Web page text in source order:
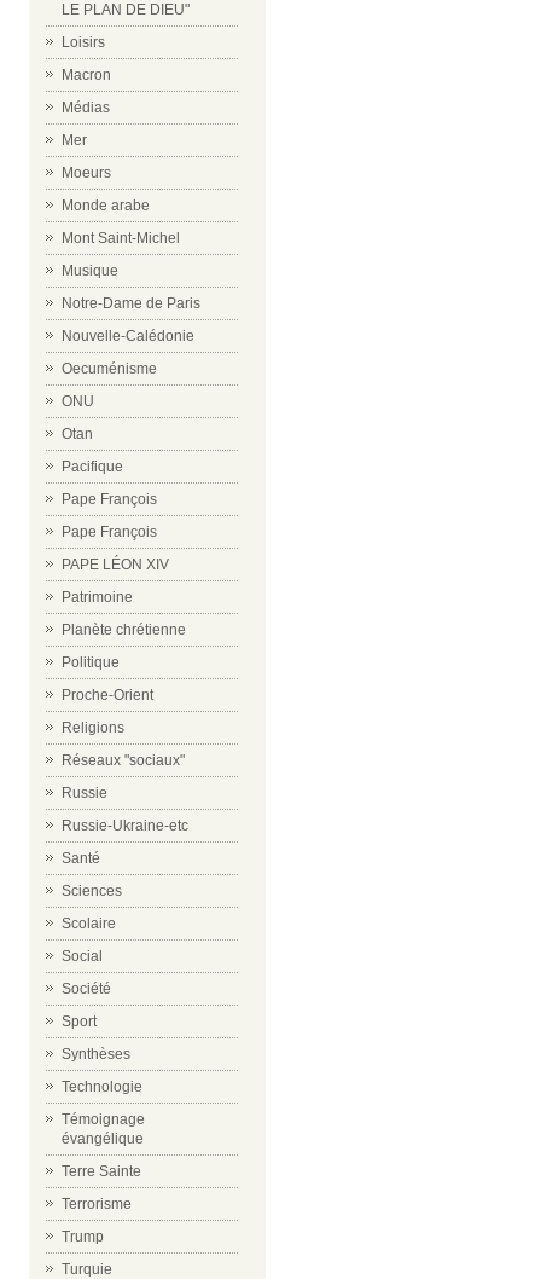
LE PLAN DE DIEU"
Loisirs
Macron
Médias
Mer
Moeurs
Monde arabe
Mont Saint-Michel
Musique
Notre-Dame de Paris
Nouvelle-Calédonie
Oecuménisme
ONU
Otan
Pacifique
Pape François
Pape François
PAPE LÉON XIV
Patrimoine
Planète chrétienne
Politique
Proche-Orient
Religions
Réseaux "sociaux"
Russie
Russie-Ukraine-etc
Santé
Sciences
Scolaire
Social
Société
Sport
Synthèses
Technologie
Témoignage
évangélique
Terre Sainte
Terrorisme
Trump
Turquie